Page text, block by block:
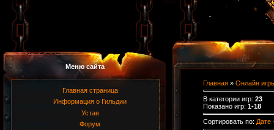
Меню сайта
Главная страница
Информация о Гильдии
Устав
Форум
Главная » Онлайн
В категории игр: 23
Показано игр: 1-18
Сортировать по: Дате